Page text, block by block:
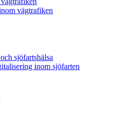
vägtrafiken
sjöfartshälsa
inom sjöfarten